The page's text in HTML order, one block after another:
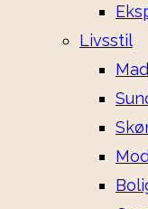
Livsstil
Mad